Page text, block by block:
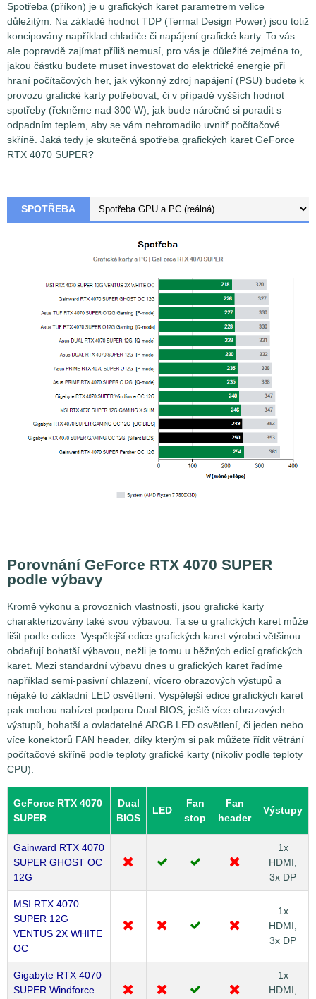
Spotřeba (příkon) je u grafických karet parametrem velice
důležitým. Na základě hodnot TDP (Termal Design Power) jsou totiž
koncipovány například chladiče či napájení grafické karty. To vás
ale popravdě zajímat příliš nemusí, pro vás je důležité zejména to,
jakou částku budete muset investovat do elektrické energie při
hraní počítačových her, jak výkonný zdroj napájení (PSU) budete k
provozu grafické karty potřebovat, či v případě vyšších hodnot
spotřeby (řekněme nad 300 W), jak bude náročné si poradit s
odpadním teplem, aby se vám nehromadilo uvnitř počítačové
skříně. Jaká tedy je skutečná spotřeba grafických karet GeForce
RTX 4070 SUPER?
SPOTŘEBA
Porovnání GeForce RTX 4070 SUPER
podle výbavy
Kromě výkonu a provozních vlastností, jsou grafické karty
charakterizovány také svou výbavou. Ta se u grafických karet může
lišit podle edice. Vyspělejší edice grafických karet výrobci většinou
obdařují bohatší výbavou, nežli je tomu u běžných edicí grafických
karet. Mezi standardní výbavu dnes u grafických karet řadíme
například semi-pasivní chlazení, vícero obrazových výstupů a
nějaké to základní LED osvětlení. Vyspělejší edice grafických karet
pak mohou nabízet podporu Dual BIOS, ještě více obrazových
výstupů, bohatší a ovladatelné ARGB LED osvětlení, či jeden nebo
více konektorů FAN header, díky kterým si pak můžete řídit větrání
počítačové skříně podle teploty grafické karty (nikoliv podle teploty
CPU).
GeForce RTX 4070
SUPER
Dual
BIOS
LED
Fan
stop
Fan
header
Výstupy
Gainward RTX 4070
SUPER GHOST OC
12G
1x
HDMI,
3x DP
MSI RTX 4070
SUPER 12G
VENTUS 2X WHITE
OC
1x
HDMI,
3x DP
Gigabyte RTX 4070
SUPER Windforce
1x
HDMI,